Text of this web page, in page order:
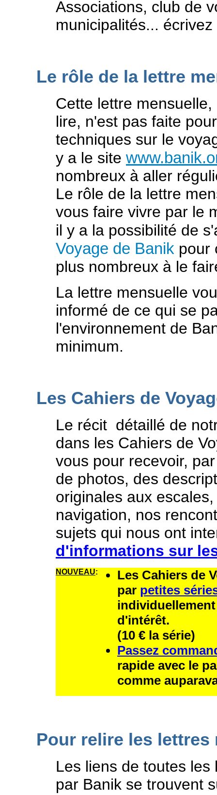
Associations, club de
municipalités...
Le rôle de la lettre
Cette lettre
lire, n'est pas faite
techniques sur le
y a le site
nombreux à aller
Le rôle de la lettre
vous faire vivre par le
il y a la possibilité de
Voyage de Banik pour
plus nombreux à le
La lettre mensuelle
informé de ce qui se
l'environnement de
minimum.
Les Cahiers de
Le récit détaillé de
dans les Cahiers de
vous pour recevoir,
de photos, des
originales aux
navigation, nos
sujets qui nous ont
d'informations sur
NOUVEAU:
Les Cahiers de
par petites
d'intérêt.
(10 € la série)
Passez
rapide avec le
comme
Pour relire les lettres
Les liens de toutes
par Banik se trouvent